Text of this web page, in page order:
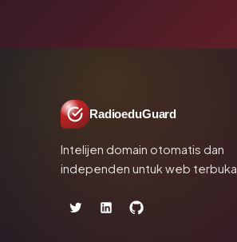
RadioeduGuard
Intelijen domain otomatis dan
independen untuk web terbuka.